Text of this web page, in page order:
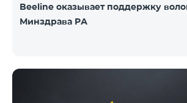
Beeline оказывает поддержку
Минздрава РА